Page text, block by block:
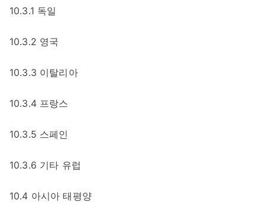
10.3.1 독일
10.3.2 영국
10.3.3 이탈리아
10.3.4 프랑스
10.3.5 스페인
10.3.6 기타 유럽
10.4 아시아 태평양